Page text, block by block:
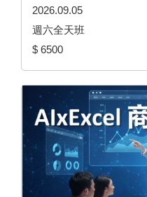
2026.09.05
週六全天班
$ 6500